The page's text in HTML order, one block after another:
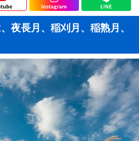
夜長月、稲刈月、稲熟月、